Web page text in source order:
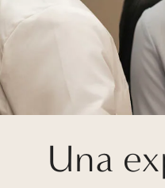
Una